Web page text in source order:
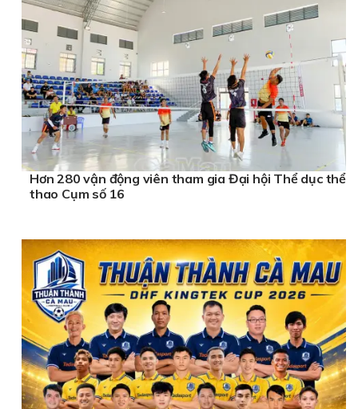
Hơn 280 vận động viên tham gia Đại hội Thể dục thể
thao Cụm số 16